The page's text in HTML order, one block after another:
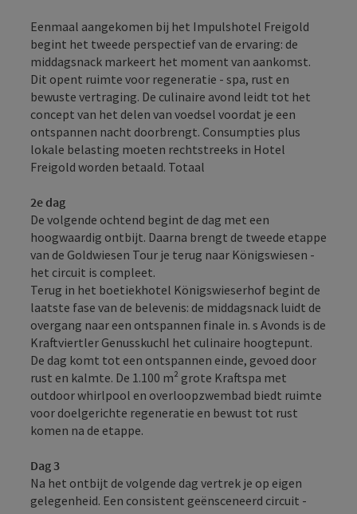
Eenmaal aangekomen bij het Impulshotel Freigold
begint het tweede perspectief van de ervaring: de
middagsnack markeert het moment van aankomst.
Dit opent ruimte voor regeneratie - spa, rust en
bewuste vertraging. De culinaire avond leidt tot het
concept van het delen van voedsel voordat je een
ontspannen nacht doorbrengt. Consumpties plus
lokale belasting moeten rechtstreeks in Hotel
Freigold worden betaald. Totaal
2e dag
De volgende ochtend begint de dag met een
hoogwaardig ontbijt. Daarna brengt de tweede etappe
van de Goldwiesen Tour je terug naar Königswiesen -
het circuit is compleet.
Terug in het boetiekhotel Königswieserhof begint de
laatste fase van de belevenis: de middagsnack luidt de
overgang naar een ontspannen finale in. s Avonds is de
Kraftviertler Genusskuchl het culinaire hoogtepunt.
De dag komt tot een ontspannen einde, gevoed door
rust en kalmte. De 1.100 m² grote Kraftspa met
outdoor whirlpool en overloopzwembad biedt ruimte
voor doelgerichte regeneratie en bewust tot rust
komen na de etappe.
Dag 3
Na het ontbijt de volgende dag vertrek je op eigen
gelegenheid. Een consistent geënsceneerd circuit -